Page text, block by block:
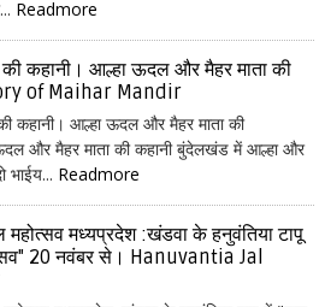
Readmore
कहानी। आल्हा ऊदल और मैहर माता की
of Maihar Mandir
कहानी। आल्हा ऊदल और मैहर माता की
और मैहर माता की कहानी बुंदेलखंड में आल्हा और
भाईय... Readmore
महोत्सव मध्यप्रदेश :खंडवा के हनुवंतिया टापू
20 नवंबर से। Hanuvantia Jal